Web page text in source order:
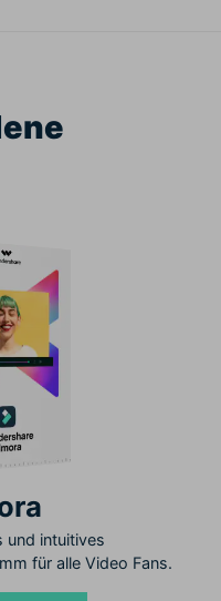
und intuitives
für alle Video Fans.